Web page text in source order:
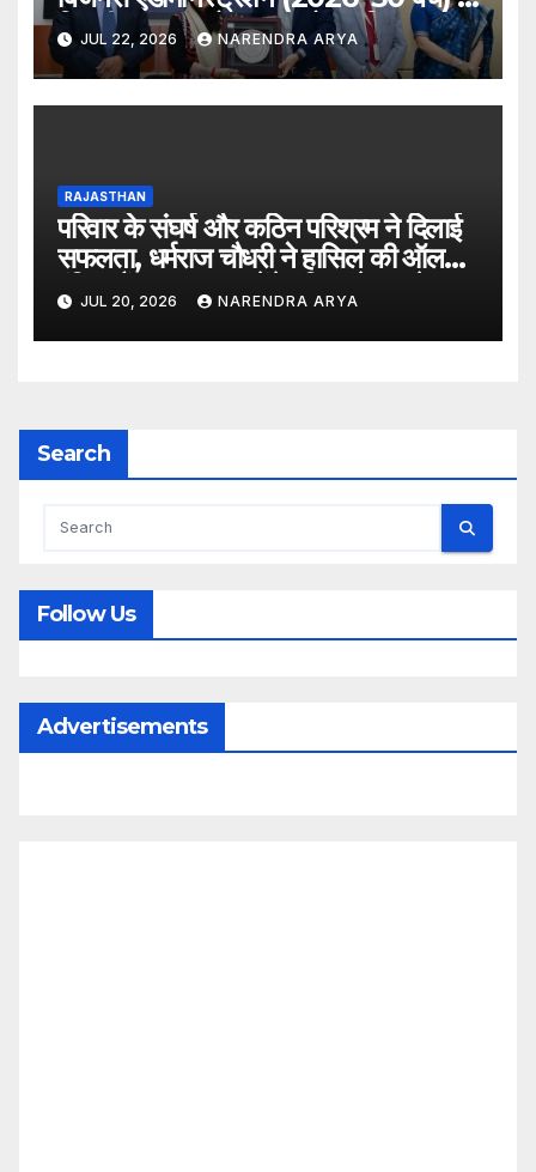
लिए दीक्षारंभ समारोह का आयोजन किया
JUL 22, 2026 NARENDRA ARYA
RAJASTHAN
परिवार के संघर्ष और कठिन परिश्रम ने दिलाई
सफलता, धर्मराज चौधरी ने हासिल की ऑल
इंडिया रैंक 6400, बनेंगे परिवार के पहले
डॉक्टर
JUL 20, 2026 NARENDRA ARYA
Search
Follow Us
Advertisements